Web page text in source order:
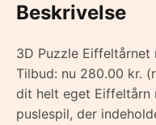
Beskrivelse
3D Puzzle Eiffeltårnet
Tilbud: nu 280.00 kr.
dit helt eget Eiffeltårn
puslespil, der